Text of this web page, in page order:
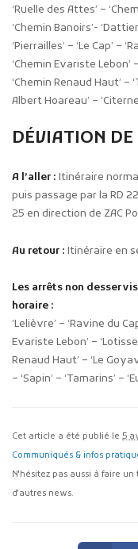
‘Ruelle des Attes’ –
‘Chemin Banoirs’-
‘Pierrailles’ – ‘Le Cap’ –
‘Chemin Evariste Lebon’
‘Chemin Renaud Haut’ –
Albert Hoareau’ –
DÉVIATION
A l’aller : Itinéraire
puis passage par la RD
25 en direction de ZAC
Au retour : Itinéraire en
Les arrêts non
horaire :
‘Lelièvre’ – ‘Ravine du
Evariste Lebon’ –
Renaud Haut’ – ‘Le
– ‘Sapin’ – ‘Tamarins’ –
Cet article a été publié le 5
Communiqués & infos
N'hésitez pas aussi à faire un
d'autres news.